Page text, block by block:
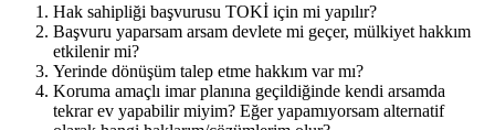
Hak sahipliği başvurusu TOKİ için mi yapılır?
Başvuru yaparsam arsam devlete mi geçer, mülkiyet hakkım
etkilenir mi?
Yerinde dönüşüm talep etme hakkım var mı?
Koruma amaçlı imar planına geçildiğinde kendi arsamda
tekrar ev yapabilir miyim? Eğer yapamıyorsam alternatif